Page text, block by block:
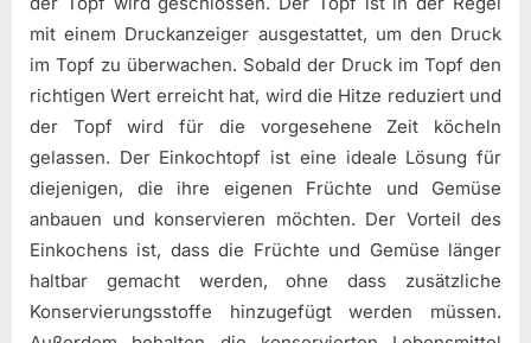
mit einem Druckanzeiger ausgestattet, um den Druck
im Topf zu überwachen. Sobald der Druck im Topf den
richtigen Wert erreicht hat, wird die Hitze reduziert und
der Topf wird für die vorgesehene Zeit köcheln
gelassen. Der Einkochtopf ist eine ideale Lösung für
diejenigen, die ihre eigenen Früchte und Gemüse
anbauen und konservieren möchten. Der Vorteil des
Einkochens ist, dass die Früchte und Gemüse länger
haltbar gemacht werden, ohne dass zusätzliche
Konservierungsstoffe hinzugefügt werden müssen.